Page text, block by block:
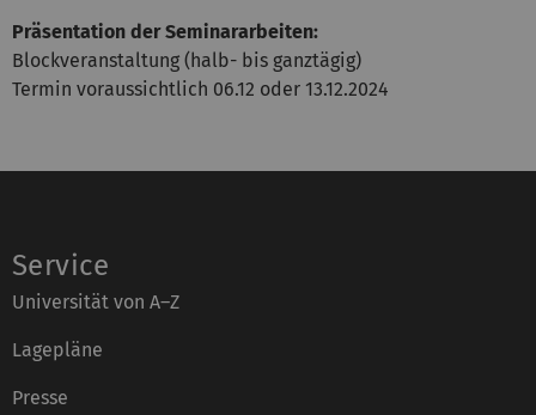
Präsentation der Seminararbeiten:
Blockveranstaltung (halb- bis ganztägig)
Termin voraussichtlich 06.12 oder 13.12.2024
Service
Universität von A–Z
Lagepläne
Presse